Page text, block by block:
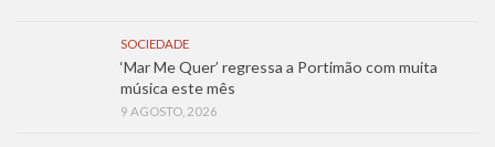
SOCIEDADE
‘Mar Me Quer’ regressa a Portimão com muita
música este mês
9 AGOSTO, 2026